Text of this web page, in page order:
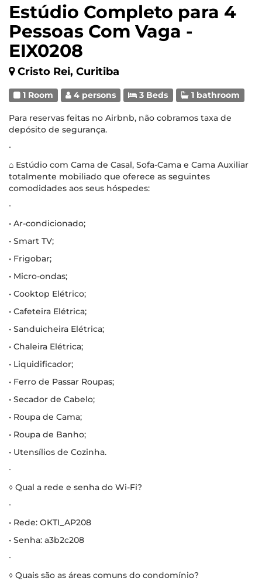
Estúdio Completo para 4
Pessoas Com Vaga -
EIX0208
Cristo Rei, Curitiba
1 Room 4 persons 3 Beds 1 bathroom
Para reservas feitas no Airbnb, não cobramos taxa de
depósito de segurança.
∙
⌂ Estúdio com Cama de Casal, Sofa-Cama e Cama Auxiliar
totalmente mobiliado que oferece as seguintes
comodidades aos seus hóspedes:
∙
• Ar-condicionado;
• Smart TV;
• Frigobar;
• Micro-ondas;
• Cooktop Elétrico;
• Cafeteira Elétrica;
• Sanduicheira Elétrica;
• Chaleira Elétrica;
• Liquidificador;
• Ferro de Passar Roupas;
• Secador de Cabelo;
• Roupa de Cama;
• Roupa de Banho;
• Utensílios de Cozinha.
∙
◊ Qual a rede e senha do Wi-Fi?
∙
• Rede: OKTI_AP208
• Senha: a3b2c208
∙
◊ Quais são as áreas comuns do condomínio?